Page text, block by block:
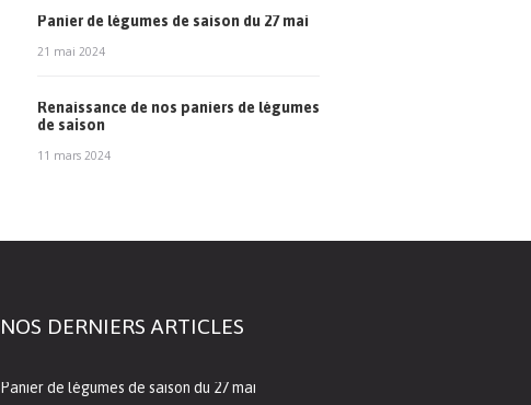
Panier de légumes de saison du 27 mai
21 mai 2024
Renaissance de nos paniers de légumes
de saison
11 mars 2024
NOS DERNIERS ARTICLES
Panier de légumes de saison du 27 mai